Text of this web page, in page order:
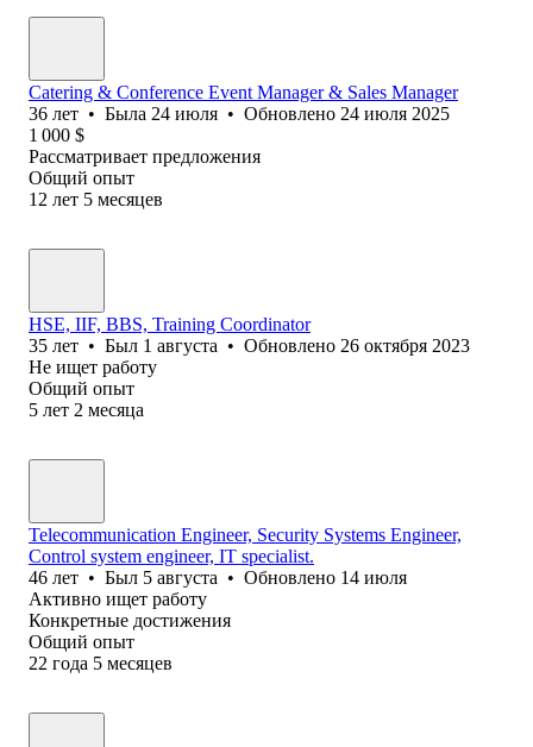
Catering & Conference Event Manager & Sales Manager
36 лет • Была 24 июля • Обновлено 24 июля 2025
1 000 $
Рассматривает предложения
Общий опыт
12 лет 5 месяцев
HSE, IIF, BBS, Training Coordinator
35 лет • Был 1 августа • Обновлено 26 октября 2023
Не ищет работу
Общий опыт
5 лет 2 месяца
Telecommunication Engineer, Security Systems Engineer,
Control system engineer, IT specialist.
46 лет • Был 5 августа • Обновлено 14 июля
Активно ищет работу
Конкретные достижения
Общий опыт
22 года 5 месяцев